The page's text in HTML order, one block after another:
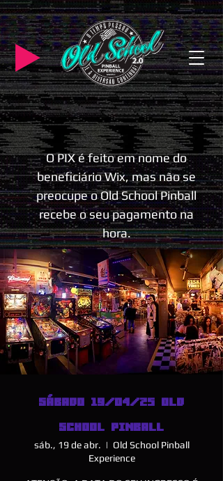
O PIX é feito em nome do
beneficiário Wix, mas não se
preocupe o Old School Pinball
recebe o seu pagamento na
hora.
SÁBADO 19/04/25 OLD
SCHOOL PINBALL
sáb., 19 de abr.
  |
Old School Pinball
Experience